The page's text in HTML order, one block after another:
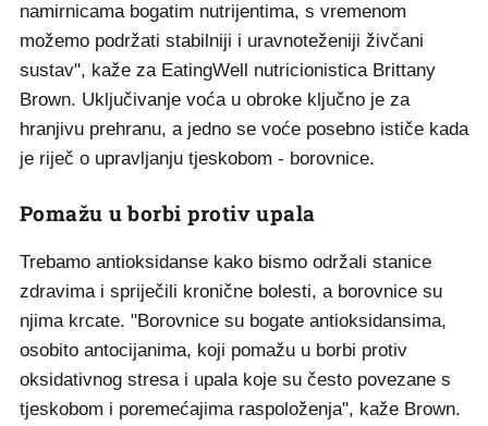
namirnicama bogatim nutrijentima, s vremenom
možemo podržati stabilniji i uravnoteženiji živčani
sustav", kaže za EatingWell nutricionistica Brittany
Brown. Uključivanje voća u obroke ključno je za
hranjivu prehranu, a jedno se voće posebno ističe kada
je riječ o upravljanju tjeskobom - borovnice.
Pomažu u borbi protiv upala
Trebamo antioksidanse kako bismo održali stanice
zdravima i spriječili kronične bolesti, a borovnice su
njima krcate. "Borovnice su bogate antioksidansima,
osobito antocijanima, koji pomažu u borbi protiv
oksidativnog stresa i upala koje su često povezane s
tjeskobom i poremećajima raspoloženja", kaže Brown.